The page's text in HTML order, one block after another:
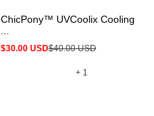
ChicPony™ UVCoolix Cooling
Prezzo
$30.00 USD
Prezzo
$40.00 USD
+ 1